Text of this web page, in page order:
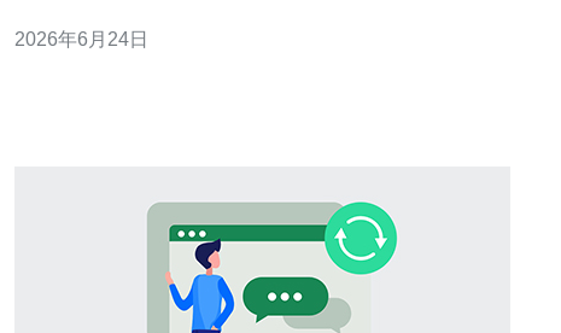
香港的核心IDC/机房作为汇聚点，因为香港拥有成熟的海
2026年6月24日